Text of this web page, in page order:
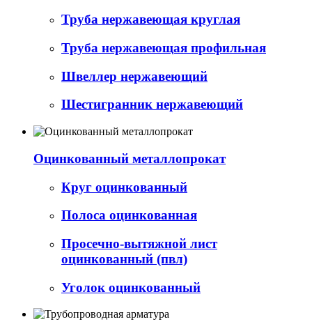
Труба нержавеющая круглая
Труба нержавеющая профильная
Швеллер нержавеющий
Шестигранник нержавеющий
Оцинкованный металлопрокат
Круг оцинкованный
Полоса оцинкованная
Просечно-вытяжной лист
оцинкованный (пвл)
Уголок оцинкованный